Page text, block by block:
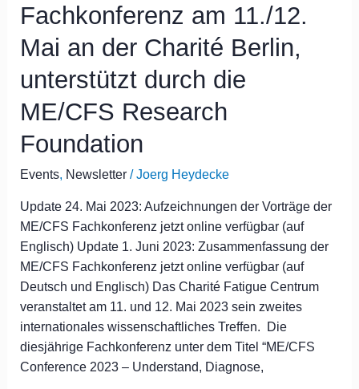
Fachkonferenz am 11./12.
Mai an der Charité Berlin,
unterstützt durch die
ME/CFS Research
Foundation
Events, Newsletter/Joerg Heydecke
Update 24. Mai 2023: Aufzeichnungen der Vorträge der
ME/CFS Fachkonferenz jetzt online verfügbar (auf
Englisch) Update 1. Juni 2023: Zusammenfassung der
ME/CFS Fachkonferenz jetzt online verfügbar (auf
Deutsch und Englisch) Das Charité Fatigue Centrum
veranstaltet am 11. und 12. Mai 2023 sein zweites
internationales wissenschaftliches Treffen. Die
diesjährige Fachkonferenz unter dem Titel “ME/CFS
Conference 2023 – Understand, Diagnose,
11./12.
Mai
an
der
Berlin,
unterstützt
die
ME/CFS
Research
Foundation